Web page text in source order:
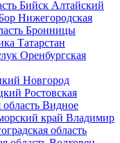
Бийск Алтайский
Нижегородская
Бронницы
Татарстан
Оренбургская
Новгород
Ростовская
Видное
край Владимир
область